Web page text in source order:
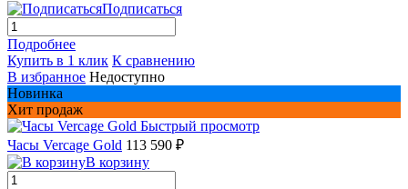
Подписаться
Подробнее
Купить в 1 клик К сравнению
В избранное Недоступно
Новинка
Хит продаж
Быстрый просмотр
Часы Vercage Gold 113 590 ₽
В корзину